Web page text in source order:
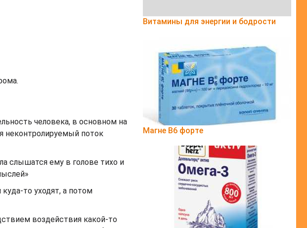
человека, в основном на
неконтролируемый поток
слышатся ему в голове тихо и
то уходят, а потом
воздействия какой-то
Витамины для энергии и бодрости
Магне B6 форте